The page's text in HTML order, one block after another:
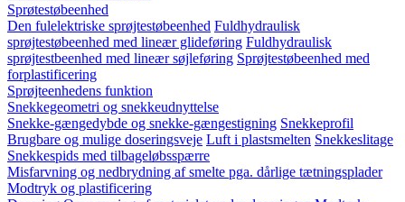
Sprøtestøbeenhed
Den fulelektriske sprøjtestøbeenhed Fuldhydraulisk
sprøjtestøbeenhed med lineær glideføring Fuldhydraulisk
sprøjtestbeenhed med lineær søjleføring Sprøjtestøbeenhed med
forplastificering
Sprøjteenhedens funktion
Snekkegeometri og snekkeudnyttelse
Snekke-gængedybde og snekke-gængestigning Snekkeprofil
Brugbare og mulige doseringsveje Luft i plastsmelten Snekkeslitage
Snekkespids med tilbageløbsspærre
Misfarvning og nedbrydning af smelte pga. dårlige tætningsplader
Modtryk og plastificering